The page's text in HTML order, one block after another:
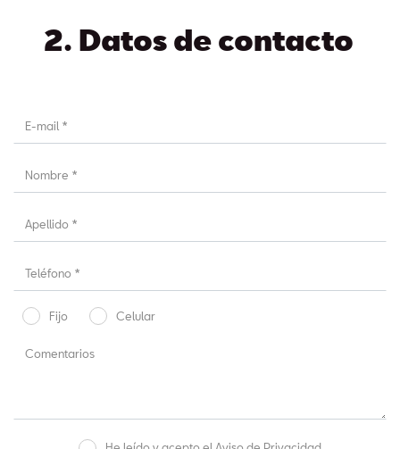
2. Datos de contacto
Fijo Celular